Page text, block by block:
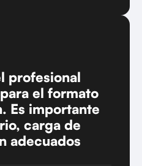
profesional
el formato
Es importante
carga de
adecuados